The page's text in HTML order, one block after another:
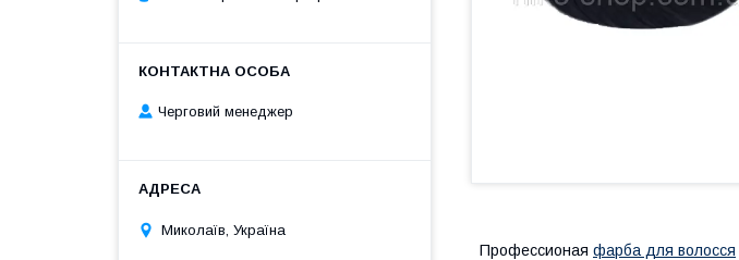
Профессионая фарба для волосся
Черговий менеджер
Миколаїв, Україна